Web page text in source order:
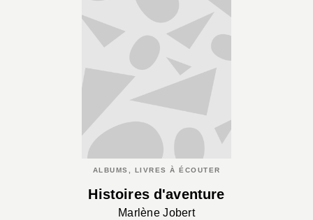
ALBUMS, LIVRES À ÉCOUTER
Histoires d'aventure
Marlène Jobert